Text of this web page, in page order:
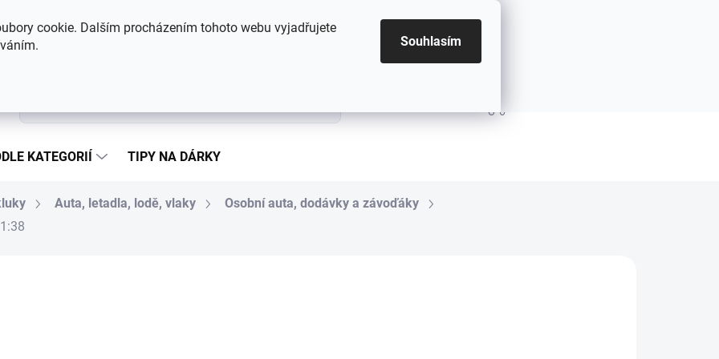
cookie. Dalším procházením tohoto webu vyjadřujete
Souhlasím
Hodnocení obchodu Kontakty
KATEGORIÍ TIPY NA DÁRKY
Auta, letadla, lodě, vlaky
Osobní auta, dodávky a závoďáky